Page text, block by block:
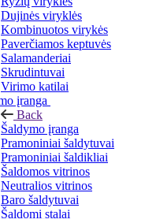
Dujinės viryklės
Kombinuotos virykės
Paverčiamos keptuvės
Salamanderiai
Skrudintuvai
Virimo katilai
įranga
Back
Šaldymo įranga
Pramoniniai šaldytuvai
Pramoniniai šaldikliai
Šaldomos vitrinos
Neutralios vitrinos
Baro šaldytuvai
Šaldomi stalai